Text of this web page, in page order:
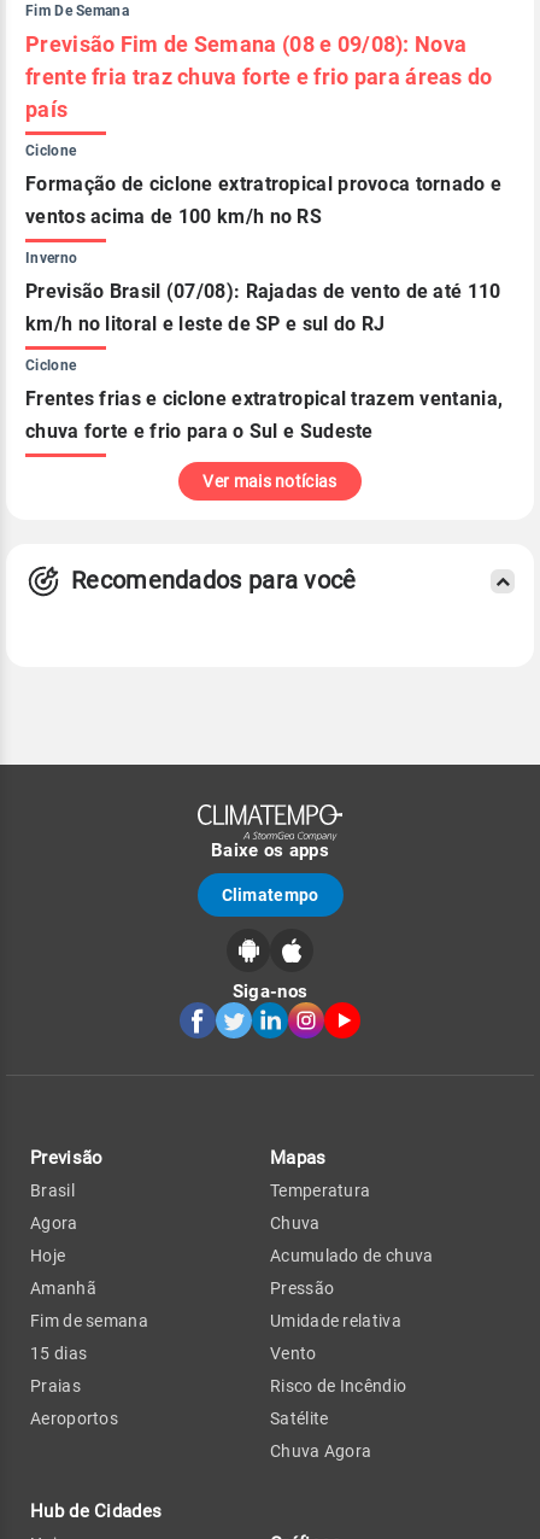
Fim De Semana
Previsão Fim de Semana (08 e 09/08): Nova
frente fria traz chuva forte e frio para áreas do
país
Ciclone
Formação de ciclone extratropical provoca tornado e
ventos acima de 100 km/h no RS
Inverno
Previsão Brasil (07/08): Rajadas de vento de até 110
km/h no litoral e leste de SP e sul do RJ
Ciclone
Frentes frias e ciclone extratropical trazem ventania,
chuva forte e frio para o Sul e Sudeste
Ver mais notícias
Recomendados para você
Baixe os apps
Climatempo
Siga-nos
Previsão
Brasil
Agora
Hoje
Amanhã
Fim de semana
15 dias
Praias
Aeroportos
Hub de Cidades
Mapas
Temperatura
Chuva
Acumulado de chuva
Pressão
Umidade relativa
Vento
Risco de Incêndio
Satélite
Chuva Agora